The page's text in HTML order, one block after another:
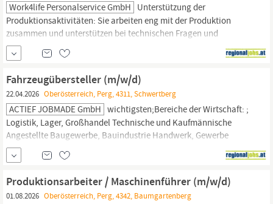
Work4life Personalservice GmbH Unterstützung der
Produktionsaktivitäten: Sie arbeiten eng mit der Produktion
zusammen und unterstützen bei technischen Fragen und
Problemen. Sie bringen mit: Abgeschlossene
elektrotechnische
Ausbildung (z.B. Lehre als Betriebselektriker): Sie haben eine
elektrotechnischen
im Bereich Antriebs-...
Fahrzeugübersteller (m/w/d)
22.04.2026 Oberösterreich, Perg, 4311, Schwertberg
ACTIEF JOBMADE GmbH wichtigsten;Bereiche der Wirtschaft: ;
Logistik, Lager, Großhandel Technische und Kaufmännische
Angestellte Baugewerbe, Bauindustrie Handwerk, Gewerbe
Elektrogewerbe,
Schichtarbeit Metallwaren- und Automobilindustrie ; ACTIEF
JOBMADE bietet österreichweit langfristige Karrierechancen bei
attraktiven...
Produktionsarbeiter / Maschinenführer (m/w/d)
01.08.2026 Oberösterreich, Perg, 4342, Baumgartenberg